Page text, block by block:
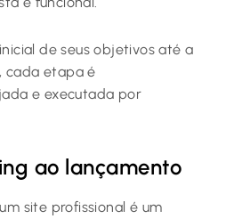
de seus objetivos até a
cada etapa é
e executada por
ao lançamento
site profissional é um